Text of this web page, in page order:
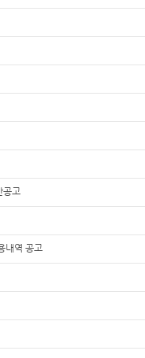
공고
내역 공고